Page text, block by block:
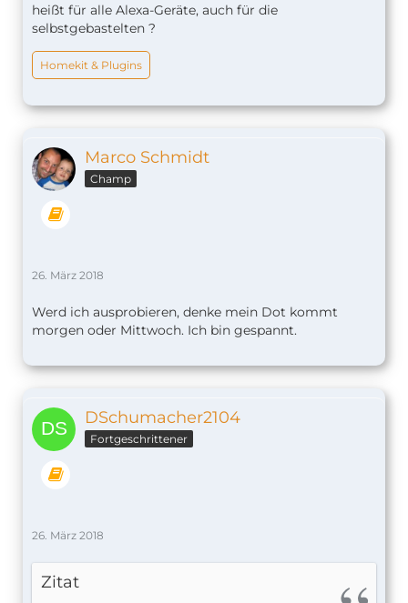
heißt für alle Alexa-Geräte, auch für die
selbstgebastelten ?
Homekit & Plugins
Marco Schmidt
Champ
26. März 2018
Werd ich ausprobieren, denke mein Dot kommt
morgen oder Mittwoch. Ich bin gespannt.
DSchumacher2104
Fortgeschrittener
26. März 2018
Zitat